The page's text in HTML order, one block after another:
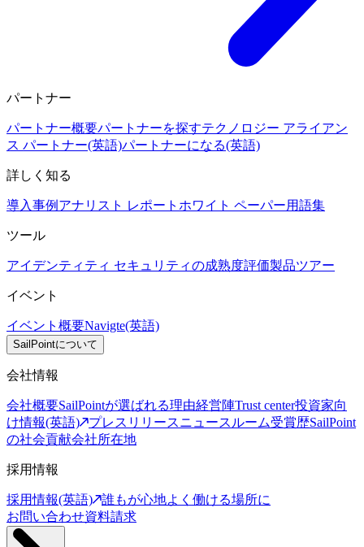
パートナー
パートナー概要パートナーを探すテクノロジー アライアン
ス パートナー(英語)パートナーになる(英語)
詳しく知る
導入事例 アナリスト レポート ホワイト ペーパー用語集
ツール
アイデンティティ セキュリティの成熟度評価製品ツアー
イベント
イベント概要Navigte(英語)
SailPointについて
会社情報
会社概要SailPointが選ばれる理由経営陣Trust center投資家向
け情報(英語)
プレスリリースニュースルーム受賞歴SailPoint
の社会貢献会社所在地
採用情報
採用情報(英語)
誰もが心地よく働ける場所に
お問い合わせ資料請求